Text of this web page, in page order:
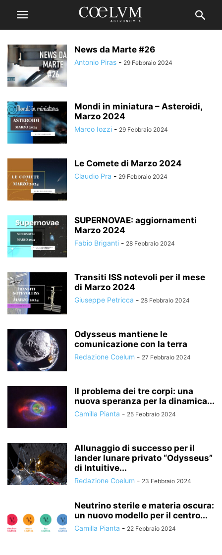
News da Marte #26
Antonio Piras - 29 Febbraio 2024
Mondi in miniatura – Asteroidi,
Marzo 2024
Marco Iozzi - 29 Febbraio 2024
Le Comete di Marzo 2024
Claudio Pra - 29 Febbraio 2024
SUPERNOVAE: aggiornamenti
Marzo 2024
Fabio Briganti - 28 Febbraio 2024
Transiti ISS notevoli per il mese
di Marzo 2024
Giuseppe Petricca - 28 Febbraio 2024
Odysseus mantiene le
comunicazione con la terra
Redazione Coelum - 27 Febbraio 2024
Il problema dei tre corpi: una
nuova speranza per la dinamica...
Camilla Pianta - 25 Febbraio 2024
Allunaggio di successo per il
lander lunare privato “Odysseus”
di Intuitive...
Redazione Coelum - 23 Febbraio 2024
Neutrino sterile e materia oscura:
un nuovo modello per il centro...
Camilla Pianta - 22 Febbraio 2024